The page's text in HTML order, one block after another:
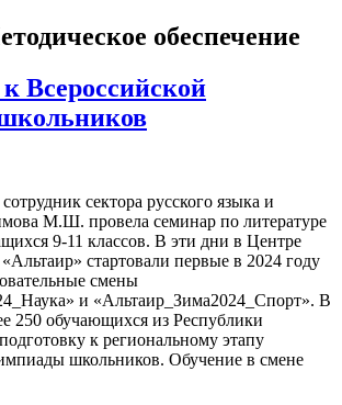
обеспечение
Всероссийской
сектора русского языка и
М.Ш. провела семинар по литературе
9-11 классов. В эти дни в Центре
стартовали первые в 2024 году
смены
и «Альтаир_Зима2024_Спорт». В
250 обучающихся из Республики
к региональному этапу
школьников. Обучение в смене